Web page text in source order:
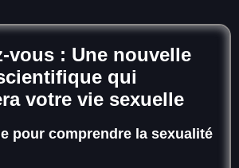
vous : Une nouvelle
qui
votre vie sexuelle
pour comprendre la sexualité